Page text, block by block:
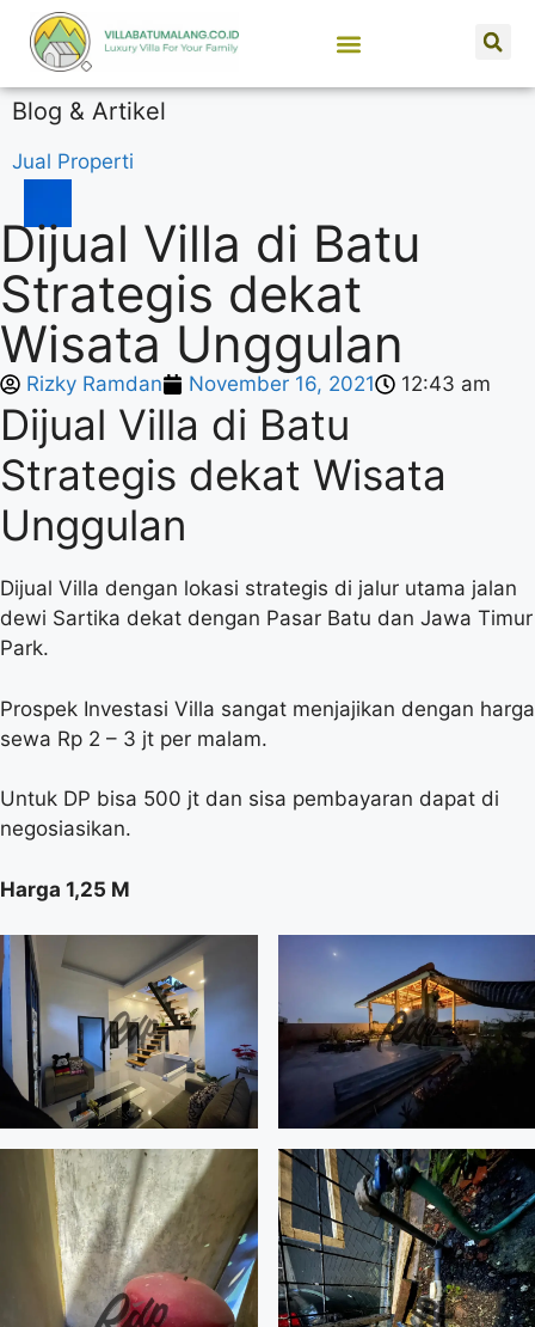
Blog & Artikel
Jual Properti
Dijual Villa di Batu
Strategis dekat
Wisata Unggulan
Rizky Ramdan November 16, 2021 12:43 am
Dijual Villa di Batu
Strategis dekat Wisata
Unggulan
Dijual Villa dengan lokasi strategis di jalur utama jalan
dewi Sartika dekat dengan Pasar Batu dan Jawa Timur
Park.
Prospek Investasi Villa sangat menjajikan dengan harga
sewa Rp 2 – 3 jt per malam.
Untuk DP bisa 500 jt dan sisa pembayaran dapat di
negosiasikan.
Harga 1,25 M